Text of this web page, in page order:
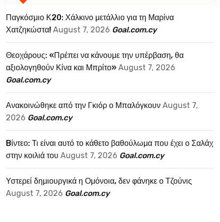
Παγκόσμιο Κ20: Χάλκινο μετάλλιο για τη Μαρίνα
Χατζηκώστα! August 7, 2026 Goal.com.cy
Θεοχάρους: «Πρέπει να κάνουμε την υπέρβαση, θα
αξιολογηθούν Κίνα και Μπρίτο» August 7, 2026
Goal.com.cy
Ανακοινώθηκε από την Γκιόρ ο Μπαλόγκουν August 7,
2026 Goal.com.cy
Bίντεο: Τι είναι αυτό το κάθετο βαθούλωμα που έχει ο Σαλάχ
στην κοιλιά του August 7, 2026 Goal.com.cy
Υστερεί δημιουργικά η Ομόνοια, δεν φάνηκε ο Τζούνις
August 7, 2026 Goal.com.cy